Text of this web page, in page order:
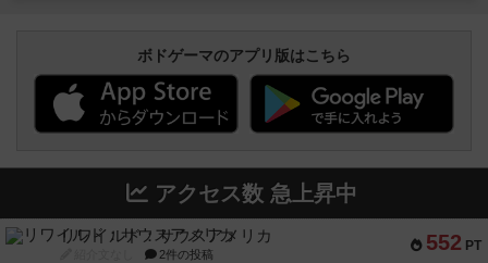
ボドゲーマのアプリ版はこちら
アクセス数 急上昇中
552 PT
リワイルド：サウスアメリカ
2件の投稿